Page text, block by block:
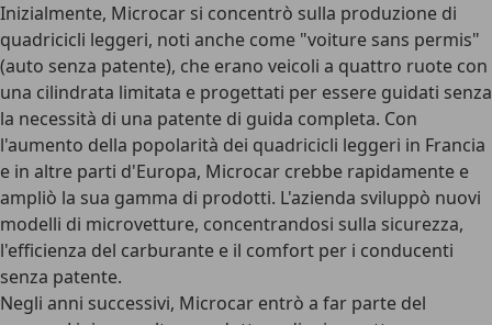
Inizialmente, Microcar si concentrò sulla produzione di
quadricicli leggeri, noti anche come "voiture sans permis"
(auto senza patente), che erano veicoli a quattro ruote con
una cilindrata limitata e progettati per essere guidati senza
la necessità di una patente di guida completa. Con
l'aumento della popolarità dei quadricicli leggeri in Francia
e in altre parti d'Europa, Microcar crebbe rapidamente e
ampliò la sua gamma di prodotti. L'azienda sviluppò nuovi
modelli di microvetture, concentrandosi sulla sicurezza,
l'efficienza del carburante e il comfort per i conducenti
senza patente.
Negli anni successivi, Microcar entrò a far parte del